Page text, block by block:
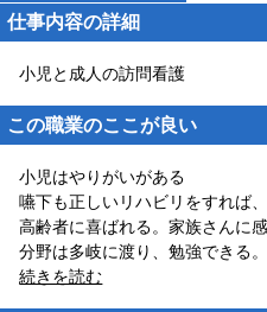
仕事内容の詳細
小児と成人の訪問看護
この職業のここが良い
小児はやりがいがある
嚥下も正しいリハビリをすれば
高齢者に喜ばれる。家族さんに感
分野は多岐に渡り、勉強できる
続きを読む